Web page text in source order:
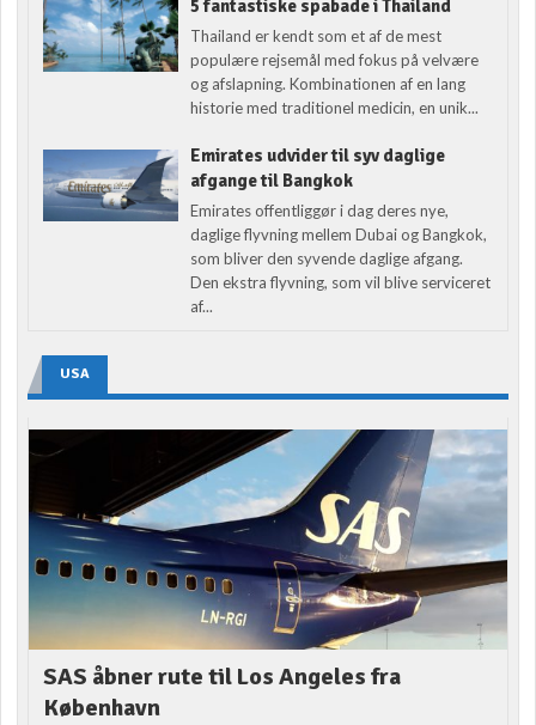
5 fantastiske spabade i Thailand
Thailand er kendt som et af de mest
populære rejsemål med fokus på velvære
og afslapning. Kombinationen af en lang
historie med traditionel medicin, en unik...
Emirates udvider til syv daglige
afgange til Bangkok
Emirates offentliggør i dag deres nye,
daglige flyvning mellem Dubai og Bangkok,
som bliver den syvende daglige afgang.
Den ekstra flyvning, som vil blive serviceret
af...
USA
SAS åbner rute til Los Angeles fra
København